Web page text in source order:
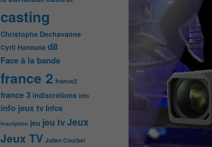
casting
Christophe Dechavanne
Cyril Hanouna d8
Face à la bande
france 2 france2
france 3 indiscrétions info
info jeux tv Infos
Inscription jeu jeu tvJeux
Jeux TV Julien Courbet